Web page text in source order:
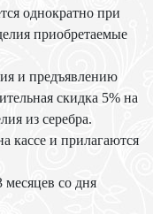
однократно при
приобретаемые
и предъявлению
скидка 5% на
из серебра.
кассе и прилагаются
месяцев со дня